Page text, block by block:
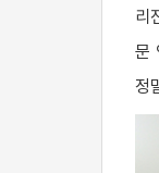
리
문
정